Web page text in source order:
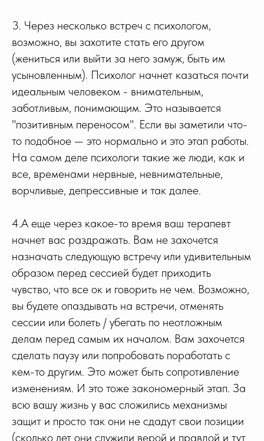
3. Через несколько встреч с психологом,
возможно, вы захотите стать его другом
(жениться или выйти за него замуж, быть им
усыновленным). Психолог начнет казаться почти
идеальным человеком - внимательным,
заботливым, понимающим. Это называется
"позитивным переносом". Если вы заметили что-
то подобное — это нормально и это этап работы.
На самом деле психологи такие же люди, как и
все, временами нервные, невнимательные,
ворчливые, депрессивные и так далее.
4.А еще через какое-то время ваш терапевт
начнет вас раздражать. Вам не захочется
назначать следующую встречу или удивительным
образом перед сессией будет приходить
чувство, что все ок и говорить не чем. Возможно,
вы будете опаздывать на встречи, отменять
сессии или болеть / убегать по неотложным
делам перед самым их началом. Вам захочется
сделать паузу или попробовать поработать с
кем-то другим. Это может быть сопротивление
изменениям. И это тоже закономерный этап. За
всю вашу жизнь у вас сложились механизмы
защит и просто так они не сдадут свои позиции
(сколько лет они служили верой и правдой и тут